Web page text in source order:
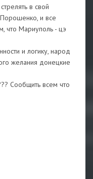
в свой
и все
что Мариуполь - цэ
и логику, народ
желания донецкие
Сообщить всем что